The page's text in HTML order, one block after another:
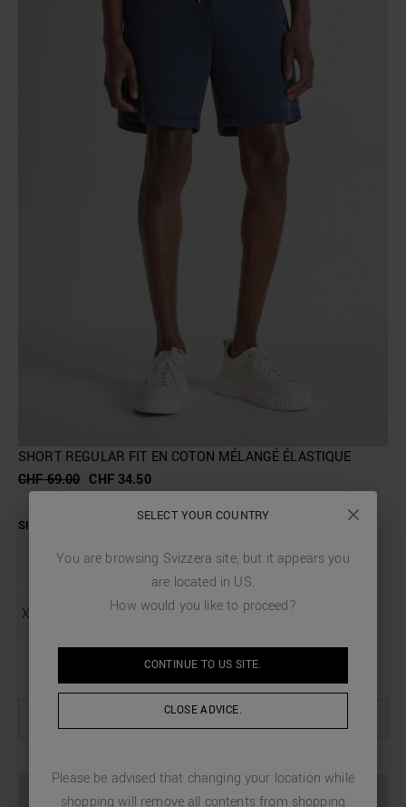
SHORT REGULAR FIT EN COTON MÉLANGÉ ÉLASTIQUE
CHF 69.00 CHF 34.50
SIZE
S M L XL XXL
XXXL
SÉLECTIONNER LES OPTIONS
SELECT YOUR COUNTRY
You are browsing Svizzera site, but it appears you
are located in US.
How would you like to proceed?
CONTINUE TO US SITE.
CLOSE ADVICE.
Please be advised that changing your location while
shopping will remove all contents from shopping